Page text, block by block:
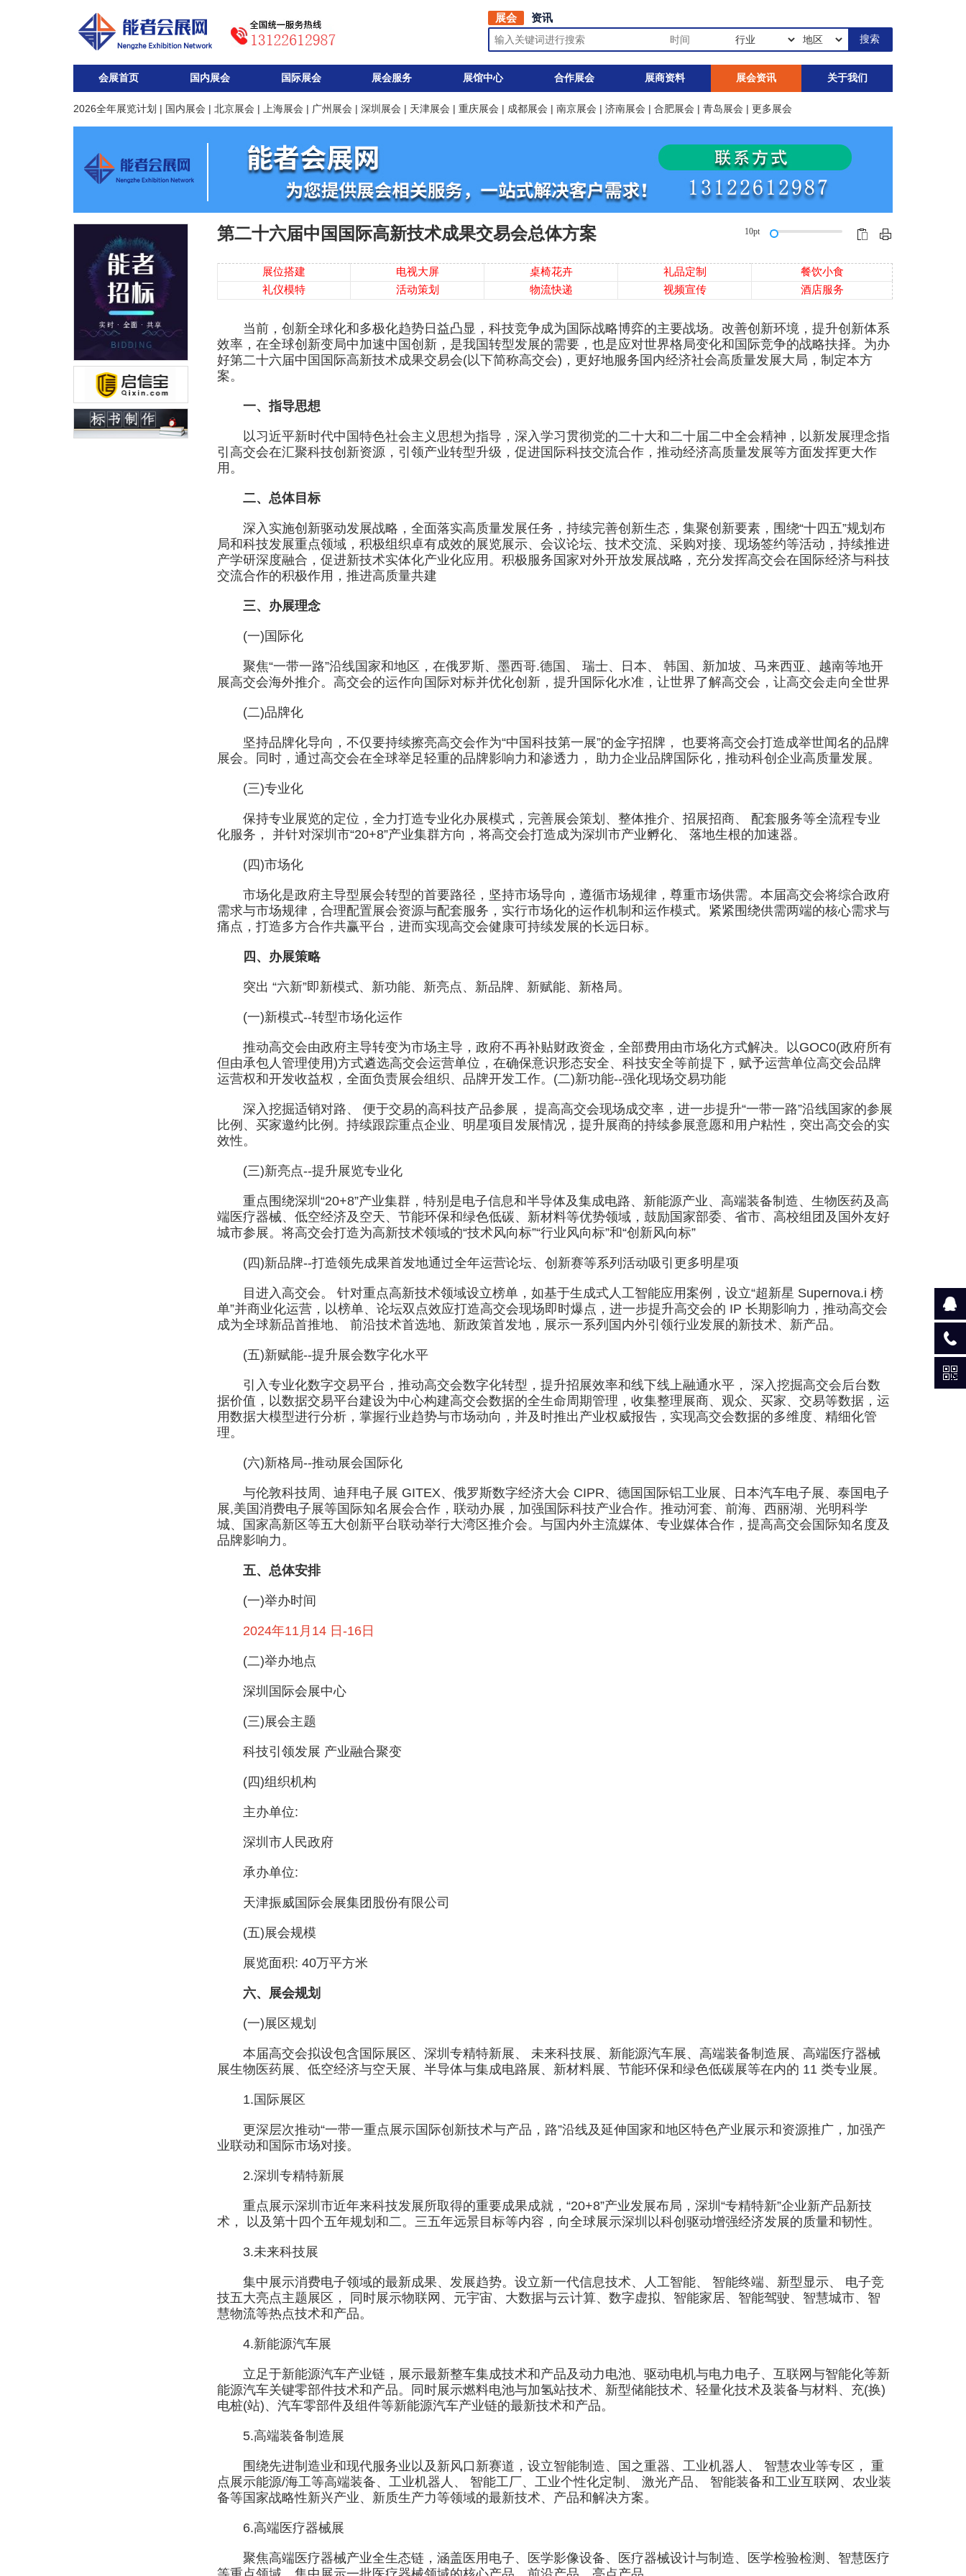
展会 资讯
会展首页 国内展会 国际展会 展会服务 展馆中心 合作展会 展商资料 展会资讯 关于我们
2026全年展览计划 | 国内展会 | 北京展会 | 上海展会 | 广州展会 | 深圳展会 | 天津展会 | 重庆展会 | 成都展会 | 南京展会 | 济南展会 | 合肥展会 | 青岛展会 | 更多展会
10pt
第二十六届中国国际高新技术成果交易会总体方案
展位搭建 电视大屏 桌椅花卉 礼品定制
餐饮小食
礼仪模特
活动策划 物流快递 视频宣传 酒店服务
当前，创新全球化和多极化趋势日益凸显，科技竞争成为国际战略博弈的主要战场。改善创新环境，提升创新体系
效率，在全球创新变局中加速中国创新，是我国转型发展的需要，也是应对世界格局变化和国际竞争的战略扶择。为办
好第二十六届中国国际高新技术成果交易会(以下简称高交会)，更好地服务国内经济社会高质量发展大局，制定本方
案。
一、指导思想
以习近平新时代中国特色社会主义思想为指导，深入学习贯彻党的二十大和二十届二中全会精神，以新发展理念指
引高交会在汇聚科技创新资源，引领产业转型升级，促进国际科技交流合作，推动经济高质量发展等方面发挥更大作
用。
二、总体目标
深入实施创新驱动发展战略，全面落实高质量发展任务，持续完善创新生态，集聚创新要素，围绕“十四五”规划布
局和科技发展重点领域，积极组织卓有成效的展览展示、会议论坛、技术交流、采购对接、现场签约等活动，持续推进
产学研深度融合，促进新技术实体化产业化应用。积极服务国家对外开放发展战略，充分发挥高交会在国际经济与科技
交流合作的积极作用，推进高质量共建
三、办展理念
(一)国际化
聚焦“一带一路”沿线国家和地区，在俄罗斯、墨西哥.德国、 瑞士、日本、 韩国、新加坡、马来西亚、越南等地开
展高交会海外推介。高交会的运作向国际对标并优化创新，提升国际化水准，让世界了解高交会，让高交会走向全世界
(二)品牌化
坚持品牌化导向，不仅要持续擦亮高交会作为“中国科技第一展”的金字招牌， 也要将高交会打造成举世闻名的品牌
展会。同时，通过高交会在全球举足轻重的品牌影响力和渗透力， 助力企业品牌国际化，推动科创企业高质量发展。
(三)专业化
保持专业展览的定位，全力打造专业化办展模式，完善展会策划、整体推介、招展招商、 配套服务等全流程专业
化服务， 并针对深圳市“20+8”产业集群方向，将高交会打造成为深圳市产业孵化、 落地生根的加速器。
(四)市场化
市场化是政府主导型展会转型的首要路径，坚持市场导向，遵循市场规律，尊重市场供需。本届高交会将综合政府
需求与市场规律，合理配置展会资源与配套服务，实行市场化的运作机制和运作模式。紧紧围绕供需两端的核心需求与
痛点，打造多方合作共赢平台，进而实现高交会健康可持续发展的长远日标。
四、办展策略
突出 “六新”即新模式、新功能、新亮点、新品牌、新赋能、新格局。
(一)新模式--转型市场化运作
推动高交会由政府主导转变为市场主导，政府不再补贴财政资金，全部费用由市场化方式解决。以GOC0(政府所有
但由承包人管理使用)方式遴选高交会运营单位，在确保意识形态安全、科技安全等前提下，赋予运营单位高交会品牌
运营权和开发收益权，全面负责展会组织、品牌开发工作。(二)新功能--强化现场交易功能
深入挖掘适销对路、 便于交易的高科技产品参展， 提高高交会现场成交率，进一步提升“一带一路”沿线国家的参展
比例、买家邀约比例。持续跟踪重点企业、明星项目发展情况，提升展商的持续参展意愿和用户粘性，突出高交会的实
效性。
(三)新亮点--提升展览专业化
重点围绕深圳“20+8”产业集群，特别是电子信息和半导体及集成电路、新能源产业、高端装备制造、生物医药及高
端医疗器械、低空经济及空天、节能环保和绿色低碳、新材料等优势领域，鼓励国家部委、省市、高校组团及国外友好
城市参展。将高交会打造为高新技术领域的“技术风向标”“行业风向标”和“创新风向标”
(四)新品牌--打造领先成果首发地通过全年运营论坛、创新赛等系列活动吸引更多明星项
目进入高交会。 针对重点高新技术领域设立榜单，如基于生成式人工智能应用案例，设立“超新星 Supernova.i 榜
单”并商业化运营，以榜单、论坛双点效应打造高交会现场即时爆点，进一步提升高交会的 IP 长期影响力，推动高交会
成为全球新品首推地、 前沿技术首选地、新政策首发地，展示一系列国内外引领行业发展的新技术、新产品。
(五)新赋能--提升展会数字化水平
引入专业化数字交易平台，推动高交会数字化转型，提升招展效率和线下线上融通水平， 深入挖掘高交会后台数
据价值，以数据交易平台建设为中心构建高交会数据的全生命周期管理，收集整理展商、观众、买家、交易等数据，运
用数据大模型进行分析，掌握行业趋势与市场动向，并及时推出产业权威报告，实现高交会数据的多维度、精细化管
理。
(六)新格局--推动展会国际化
与伦敦科技周、迪拜电子展 GITEX、俄罗斯数字经济大会 CIPR、德国国际铝工业展、日本汽车电子展、泰国电子
展,美国消费电子展等国际知名展会合作，联动办展，加强国际科技产业合作。推动河套、前海、西丽湖、光明科学
城、国家高新区等五大创新平台联动举行大湾区推介会。与国内外主流媒体、专业媒体合作，提高高交会国际知名度及
品牌影响力。
五、总体安排
(一)举办时间
2024年11月14 日-16日
(二)举办地点
深圳国际会展中心
(三)展会主题
科技引领发展 产业融合聚变
(四)组织机构
主办单位:
深圳市人民政府
承办单位:
天津振威国际会展集团股份有限公司
(五)展会规模
展览面积: 40万平方米
六、展会规划
(一)展区规划
本届高交会拟设包含国际展区、深圳专精特新展、 未来科技展、新能源汽车展、高端装备制造展、高端医疗器械
展生物医药展、低空经济与空天展、半导体与集成电路展、新材料展、节能环保和绿色低碳展等在内的 11 类专业展。
1.国际展区
更深层次推动“一带一重点展示国际创新技术与产品，路”沿线及延伸国家和地区特色产业展示和资源推广，加强产
业联动和国际市场对接。
2.深圳专精特新展
重点展示深圳市近年来科技发展所取得的重要成果成就，“20+8”产业发展布局，深圳“专精特新”企业新产品新技
术， 以及第十四个五年规划和二。三五年远景目标等内容，向全球展示深圳以科创驱动增强经济发展的质量和韧性。
3.未来科技展
集中展示消费电子领域的最新成果、发展趋势。设立新一代信息技术、人工智能、 智能终端、新型显示、 电子竞
技五大亮点主题展区， 同时展示物联网、元宇宙、大数据与云计算、数字虚拟、智能家居、智能驾驶、智慧城市、智
慧物流等热点技术和产品。
4.新能源汽车展
立足于新能源汽车产业链，展示最新整车集成技术和产品及动力电池、驱动电机与电力电子、互联网与智能化等新
能源汽车关键零部件技术和产品。同时展示燃料电池与加氢站技术、新型储能技术、轻量化技术及装备与材料、充(换)
电桩(站)、汽车零部件及组件等新能源汽车产业链的最新技术和产品。
5.高端装备制造展
围绕先进制造业和现代服务业以及新风口新赛道，设立智能制造、国之重器、工业机器人、 智慧农业等专区， 重
点展示能源/海工等高端装备、工业机器人、 智能工厂、工业个性化定制、 激光产品、 智能装备和工业互联网、农业装
备等国家战略性新兴产业、新质生产力等领域的最新技术、产品和解决方案。
6.高端医疗器械展
聚焦高端医疗器械产业全生态链，涵盖医用电子、医学影像设备、医疗器械设计与制造、医学检验检测、智慧医疗